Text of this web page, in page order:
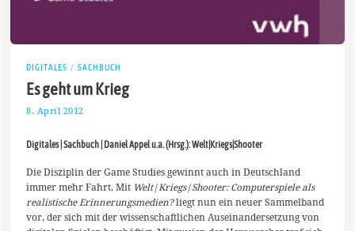
DIGITALES / SACHBUCH
Es geht um Krieg
8. April 2012
M
r
z
2
0
2
1
Digitales | Sachbuch | Daniel Appel u.a. (Hrsg.): Welt|Kriegs|Shooter
Die Disziplin der Game Studies gewinnt auch in Deutschland
immer mehr Fahrt. Mit Welt|Kriegs|Shooter: Computerspiele als
realistische Erinnerungsmedien?liegt nun ein neuer Sammelband
vor, der sich mit der wissenschaftlichen Auseinandersetzung von